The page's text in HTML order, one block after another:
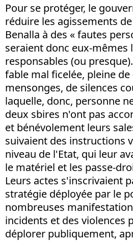
Pour se protéger, le
réduire les agissements
Benalla à des « fautes
seraient donc eux-mêmes
responsables (ou
fable mal ficelée, pleine
mensonges, de silences
laquelle, donc, personne
deux sbires n'ont pas
et bénévolement leurs
suivaient des instructions
niveau de l'Etat, qui leur
le matériel et les passe-
Leurs actes s'inscrivaient
stratégie déployée par le
nombreuses
incidents et des violences
déplorer publiquement,